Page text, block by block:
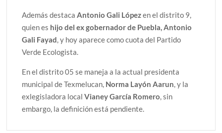
Además destaca Antonio Gali Lópezen el distrito 9,
quien es hijo del ex gobernador de Puebla, Antonio
Gali Fayad , y hoy aparece como cuota del Partido
Verde Ecologista.
En el distrito 05 se maneja a la actual presidenta
municipal de Texmelucan, Norma Layón Aarun , y la
exlegisladora localVianey García Romero , sin
embargo, la definición está pendiente.